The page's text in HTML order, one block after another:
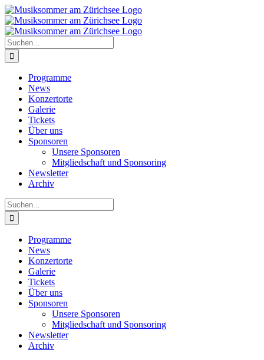
Zum
Inhalt
springen
Suche
nach:
Programme
News
Konzertorte
Galerie
Tickets
Über uns
Sponsoren
Unsere Sponsoren
Mitgliedschaft und Sponsoring
Newsletter
Archiv
Suche
nach:
Programme
News
Konzertorte
Galerie
Tickets
Über uns
Sponsoren
Unsere Sponsoren
Mitgliedschaft und Sponsoring
Newsletter
Archiv